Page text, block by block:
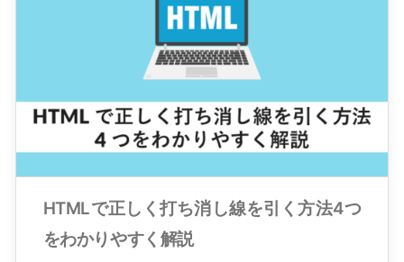
HTMLで正しく打ち消し線を引く方法4つ
をわかりやすく解説